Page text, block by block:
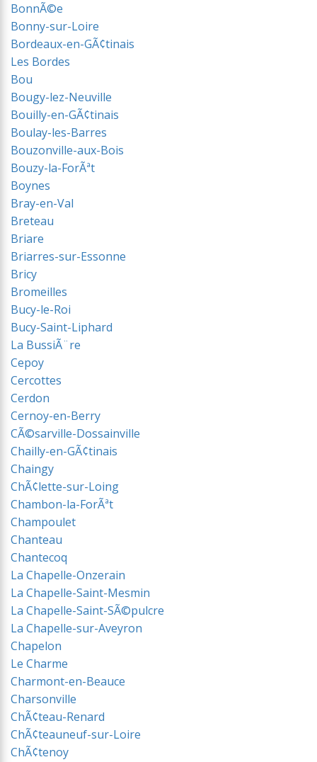
BonnÃ©e
Bonny-sur-Loire
Bordeaux-en-GÃ¢tinais
Les Bordes
Bou
Bougy-lez-Neuville
Bouilly-en-GÃ¢tinais
Boulay-les-Barres
Bouzonville-aux-Bois
Bouzy-la-ForÃªt
Boynes
Bray-en-Val
Breteau
Briare
Briarres-sur-Essonne
Bricy
Bromeilles
Bucy-le-Roi
Bucy-Saint-Liphard
La BussiÃ¨re
Cepoy
Cercottes
Cerdon
Cernoy-en-Berry
CÃ©sarville-Dossainville
Chailly-en-GÃ¢tinais
Chaingy
ChÃ¢lette-sur-Loing
Chambon-la-ForÃªt
Champoulet
Chanteau
Chantecoq
La Chapelle-Onzerain
La Chapelle-Saint-Mesmin
La Chapelle-Saint-SÃ©pulcre
La Chapelle-sur-Aveyron
Chapelon
Le Charme
Charmont-en-Beauce
Charsonville
ChÃ¢teau-Renard
ChÃ¢teauneuf-sur-Loire
ChÃ¢tenoy